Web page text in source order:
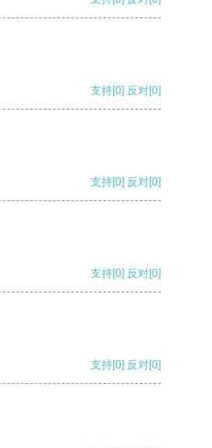
支持[0] 反对[0]
支持[0] 反对[0]
支持[0] 反对[0]
支持[0] 反对[0]